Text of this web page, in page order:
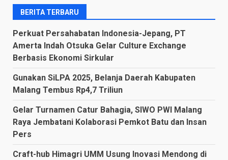
BERITA TERBARU
Perkuat Persahabatan Indonesia-Jepang, PT
Amerta Indah Otsuka Gelar Culture Exchange
Berbasis Ekonomi Sirkular
Gunakan SiLPA 2025, Belanja Daerah Kabupaten
Malang Tembus Rp4,7 Triliun
Gelar Turnamen Catur Bahagia, SIWO PWI Malang
Raya Jembatani Kolaborasi Pemkot Batu dan Insan
Pers
Craft-hub Himagri UMM Usung Inovasi Mendong di